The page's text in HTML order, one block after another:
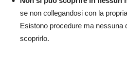
se non collegandosi con la
Esistono procedure ma nessuna
scoprirlo.